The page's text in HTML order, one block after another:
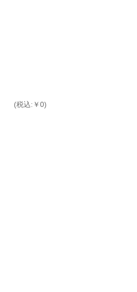
(税込:￥0)